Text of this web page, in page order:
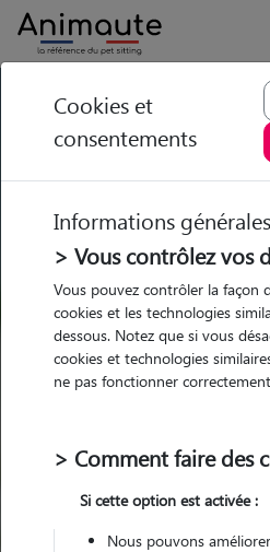
GARDE ANIMAUX à Bologne :
ou à domicile, visites
Trouvez une
Bologne
Parmi nos 3 pet-
Garde
chez le Pet Sitter
Garde
chez le Pet Sitter
Cookies et
consentements
Informations générales
> Vous contrôlez vos
Vous pouvez contrôler la façon
cookies et les technologies
dessous. Notez que si vous
cookies et technologies
ne pas fonctionner
> Comment faire des
Si cette option est activée :
Nous pouvons